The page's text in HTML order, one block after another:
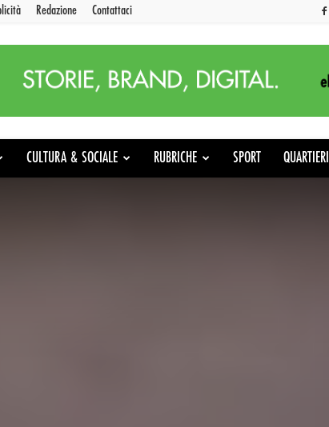
Redazione Contattaci
CULTURA & SOCIALE RUBRICHE SPORT QUARTIERI